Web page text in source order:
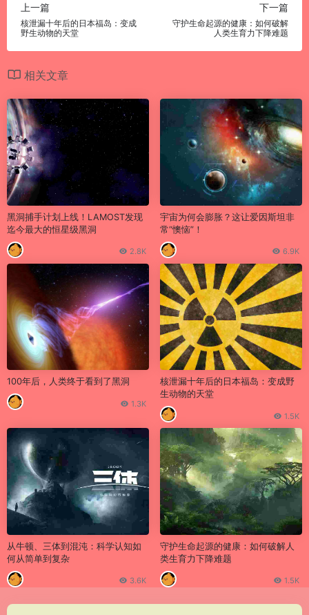
上一篇
核泄漏十年后的日本福岛：变成
野生动物的天堂
下一篇
守护生命起源的健康：如何破解
人类生育力下降难题
相关文章
黑洞捕手计划上线！LAMOST发现
迄今最大的恒星级黑洞
2.8K
宇宙为何会膨胀？这让爱因斯坦非
常“懊恼”！
6.9K
100年后，人类终于看到了黑洞
1.3K
核泄漏十年后的日本福岛：变成野
生动物的天堂
1.5K
从牛顿、三体到混沌：科学认知如
何从简单到复杂
3.6K
守护生命起源的健康：如何破解人
类生育力下降难题
1.5K